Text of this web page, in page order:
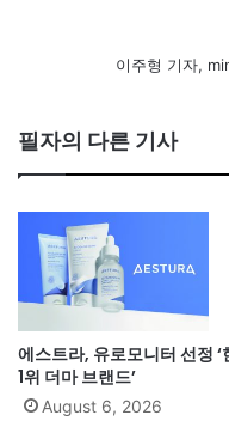
이주형 기자,
필자의 다른 기사
에스트라, 유로모니터 선정 ‘
1위 더마 브랜드’
August 6, 2026